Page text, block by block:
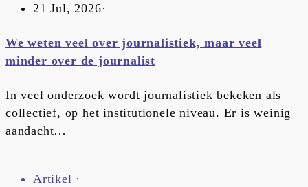
21 Jul, 2026·
We weten veel over journalistiek, maar veel
minder over de journalist
In veel onderzoek wordt journalistiek bekeken als
collectief, op het institutionele niveau. Er is weinig
aandacht…
Artikel ·